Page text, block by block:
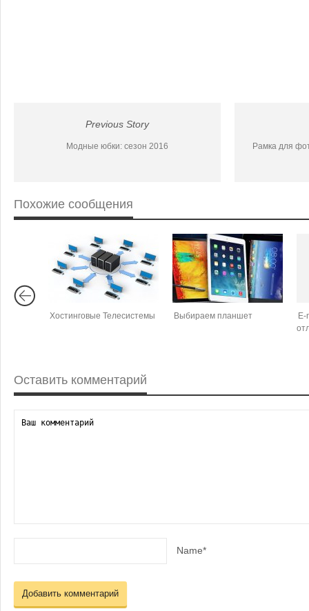
Previous Story
Модные юбки: сезон 2016 Рамка для
Похожие сообщения
Хостинговые Телесистемы Выбираем планшет
Оставить комментарий
Name*